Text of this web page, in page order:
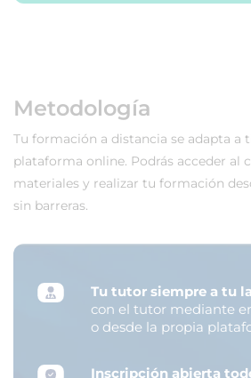
Metodología
Tu formación a distancia se adapta a
plataforma online. Podrás acceder al
materiales y realizar tu formación
sin barreras.
Tu tutor siempre a tu
con el tutor mediante
o desde la propia
Inscripción abierta